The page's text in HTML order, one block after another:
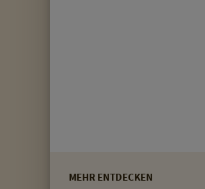
MEHR ENTDECKEN